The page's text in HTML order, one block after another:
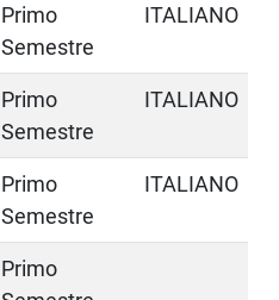
Primo
Semestre
ITALIANO
Primo
Semestre
ITALIANO
Primo
Semestre
ITALIANO
Primo